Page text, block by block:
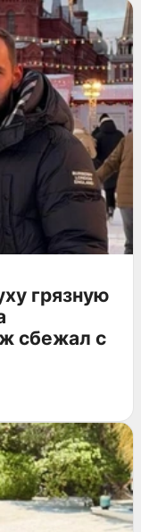
грязную
сбежал с